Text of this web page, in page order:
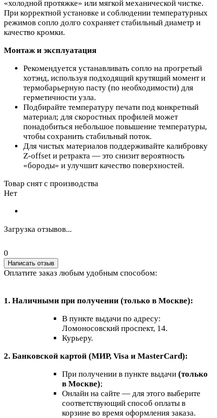
«холодной протяжке» или мягкой механической чистке.
При корректной установке и соблюдении температурных
режимов сопло долго сохраняет стабильный диаметр и
качество кромки.
Монтаж и эксплуатация
Рекомендуется устанавливать сопло на прогретый
хотэнд, используя подходящий крутящий момент и
термобарьерную пасту (по необходимости) для
герметичности узла.
Подбирайте температуру печати под конкретный
материал; для скоростных профилей может
понадобиться небольшое повышение температуры,
чтобы сохранить стабильный поток.
Для чистых материалов поддерживайте калибровку
Z‑offset и ретракта — это снизит вероятность
«бороды» и улучшит качество поверхностей.
Товар снят с производства
Нет
Загрузка отзывов...
0
Написать отзыв
Оплатите заказ любым удобным способом:
1. Наличными при получении (только в Москве):
В пункте выдачи по адресу:
Ломоносовский проспект, 14.
Курьеру.
2. Банковской картой (МИР, Visa и MasterCard):
При получении в пункте выдачи (только
в Москве);
Онлайн на сайте — для этого выберите
соответствующий способ оплаты в
корзине во время оформления заказа.